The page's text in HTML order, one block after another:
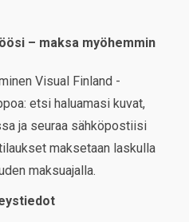
– maksa myöhemmin
Visual Finland -
etsi haluamasi kuvat,
ja seuraa sähköpostiisi
maksetaan laskulla
maksuajalla.